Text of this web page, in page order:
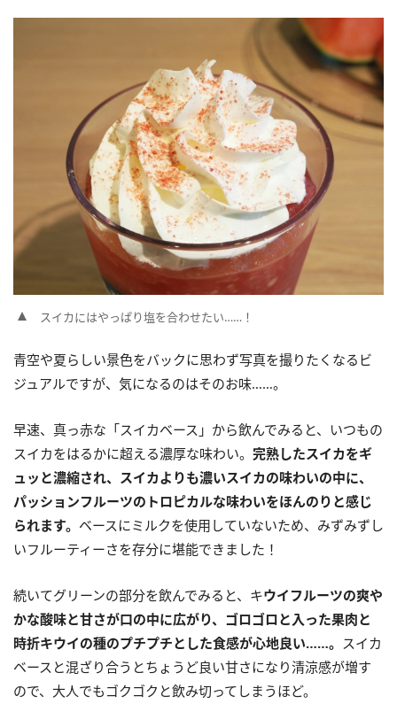
スイカにはやっぱり塩を合わせたい……！
青空や夏らしい景色をバックに思わず写真を撮りたくなるビ
ジュアルですが、気になるのはそのお味……。
早速、真っ赤な「スイカベース」から飲んでみると、いつもの
スイカをはるかに超える濃厚な味わい。 完熟したスイカをギ
ュッと濃縮され、スイカよりも濃いスイカの味わいの中に、
パッションフルーツのトロピカルな味わいをほんのりと感じ
られます。 ベースにミルクを使用していないため、みずみずし
いフルーティーさを存分に堪能できました！
続いてグリーンの部分を飲んでみると、キウイフルーツの爽や
かな酸味と甘さが口の中に広がり、ゴロゴロと入った果肉と
時折キウイの種のプチプチとした食感が心地良い……。 スイカ
ベースと混ざり合うとちょうど良い甘さになり清涼感が増す
ので、大人でもゴクゴクと飲み切ってしまうほど。